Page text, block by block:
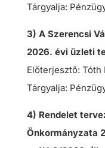
Tárgyalja:
3) A Szerencsi
2026. évi üzleti
Előterjesztő: Tóth
Tárgyalja:
4) Rendelet
Önkormányzata